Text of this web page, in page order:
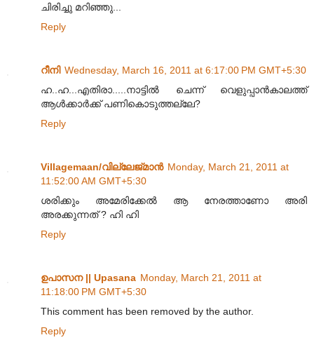
ചിരിച്ചു മറിഞ്ഞു...
Reply
റീനി Wednesday, March 16, 2011 at 6:17:00 PM GMT+5:30
ഹ..ഹ...എതിരാ.....നാട്ടില്‍ ചെന്ന് വെളുപ്പാന്‍കാലത്ത്
ആള്‍ക്കാര്‍ക്ക് പണികൊടുത്തല്ലേ?
Reply
Villagemaan/വില്ലേജ്മാന്‍ Monday, March 21, 2011 at
11:52:00 AM GMT+5:30
ശരിക്കും അമേരിക്കേല്‍ ആ നേരത്താണോ അരി
അരക്കുന്നത് ? ഹി ഹി
Reply
ഉപാസന || Upasana Monday, March 21, 2011 at
11:18:00 PM GMT+5:30
This comment has been removed by the author.
Reply